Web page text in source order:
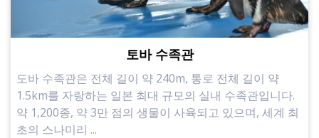
토바 수족관
도바 수족관은 전체 길이 약 240m, 통로 전체 길이 약
1.5km를 자랑하는 일본 최대 규모의 실내 수족관입니다.
약 1,200종, 약 3만 점의 생물이 사육되고 있으며, 세계 최
초의 스나미리 ...